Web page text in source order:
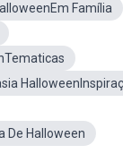
Família
De Halloween